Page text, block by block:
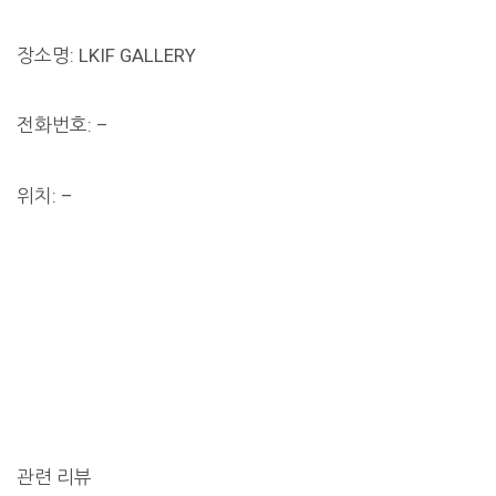
장소명: LKIF GALLERY
전화번호: –
위치: –
관련 리뷰